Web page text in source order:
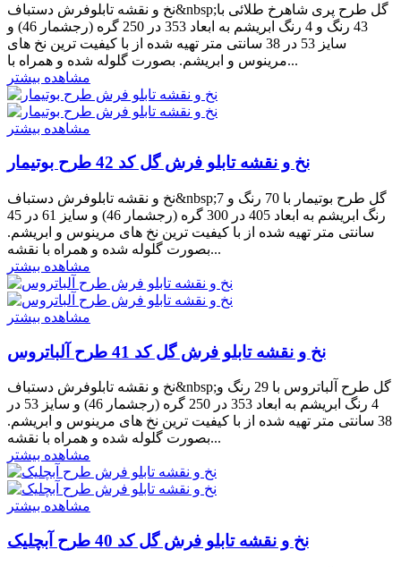
نخ و نقشه تابلوفرش دستباف&nbsp;گل طرح پری شاهرخ طلائی با
43 رنگ و 4 رنگ ابریشم به ابعاد 353 در 250 گره (رجشمار 46) و
سایز 53 در 38 سانتی متر تهیه شده از با کیفیت ترین نخ های
مرینوس و ابریشم. بصورت گلوله شده و همراه با...
مشاهده بیشتر
مشاهده بیشتر
نخ و نقشه تابلو فرش گل کد 42 طرح بوتیمار
نخ و نقشه تابلوفرش دستباف&nbsp;گل طرح بوتیمار با 70 رنگ و 7
رنگ ابریشم به ابعاد 405 در 300 گره (رجشمار 46) و سایز 61 در 45
سانتی متر تهیه شده از با کیفیت ترین نخ های مرینوس و ابریشم.
بصورت گلوله شده و همراه با نقشه...
مشاهده بیشتر
مشاهده بیشتر
نخ و نقشه تابلو فرش گل کد 41 طرح آلباتروس
نخ و نقشه تابلوفرش دستباف&nbsp;گل طرح آلباتروس با 29 رنگ و
4 رنگ ابریشم به ابعاد 353 در 250 گره (رجشمار 46) و سایز 53 در
38 سانتی متر تهیه شده از با کیفیت ترین نخ های مرینوس و ابریشم.
بصورت گلوله شده و همراه با نقشه...
مشاهده بیشتر
مشاهده بیشتر
نخ و نقشه تابلو فرش گل کد 40 طرح آبچلیک